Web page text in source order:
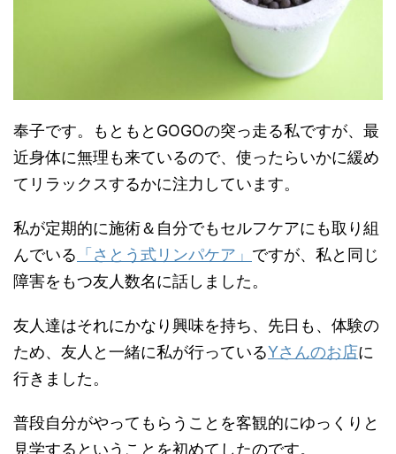
奉子です。もともとGOGOの突っ走る私ですが、最
近身体に無理も来ているので、使ったらいかに緩め
てリラックスするかに注力しています。
私が定期的に施術＆自分でもセルフケアにも取り組
んでいる 「さとう式リンパケア」 ですが、私と同じ
障害をもつ友人数名に話しました。
友人達はそれにかなり興味を持ち、先日も、体験の
ため、友人と一緒に私が行っているYさんのお店に
行きました。
普段自分がやってもらうことを客観的にゆっくりと
見学するということを初めてしたのです。